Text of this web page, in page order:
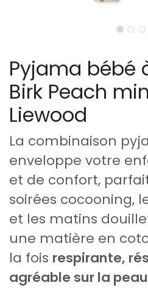
Pyjama bébé
Birk Peach
Liewood
La combinaison
enveloppe votre
et de confort,
soirées cocooning,
et les matins
une matière en
la fois respirante,
agréable sur la peau